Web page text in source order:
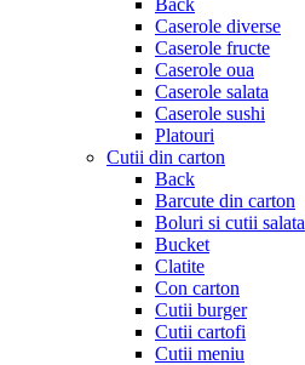
Back
Caserole diverse
Caserole fructe
Caserole oua
Caserole salata
Caserole sushi
Platouri
Cutii din carton
Back
Barcute din carton
Boluri si cutii salata
Bucket
Clatite
Con carton
Cutii burger
Cutii cartofi
Cutii meniu